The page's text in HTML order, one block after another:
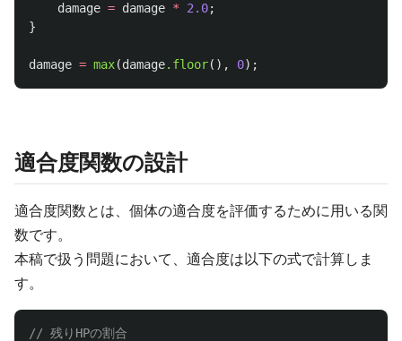
damage = damage * 2.0;
}
damage = max(damage.floor(), 0);
適合度関数の設計
適合度関数とは、個体の適合度を評価するために用いる関
数です。
本稿で扱う問題において、適合度は以下の式で計算しま
す。
// 残りHPの割合